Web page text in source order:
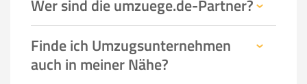
Wer sind die umzuege.de-Partner?
Finde ich Umzugsunternehmen
auch in meiner Nähe?